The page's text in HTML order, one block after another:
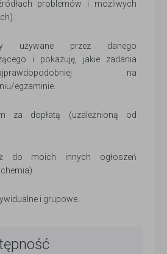
problemów i możliwych
używane przez danego
i pokazuję, jakie zadania
na
egzaminie.
za dopłatą (uzależnioną od
do moich innych ogłoszeń
i grupowe.